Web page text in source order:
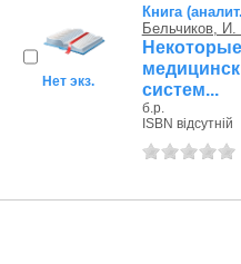
Нет экз.
Книга
Бельчиков,
систем...
б.р.
ISBN відсутній